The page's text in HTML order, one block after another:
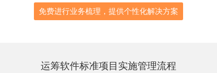
免费进行业务梳理，提供个性化解决方案
运筹软件标准项目实施管理流程